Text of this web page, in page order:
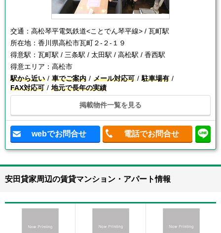
交通： 高松琴平電気鉄道<ことでん琴平線> / 瓦町駅
所在地： 香川県高松市瓦町２-２-１９
得意駅： 瓦町駅 / 三条駅 / 太田駅 / 高松駅 / 香西駅
得意エリア： 高松市
駅から近い
車でご案内 メール対応可
駐車場有
FAX対応可
地元で長年の実績
掲載物件一覧を見る
webでお問合せ 電話でお問合せ
安田貸家周辺の賃貸マンション・アパート情報